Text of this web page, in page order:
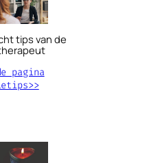
tips van de
pagina